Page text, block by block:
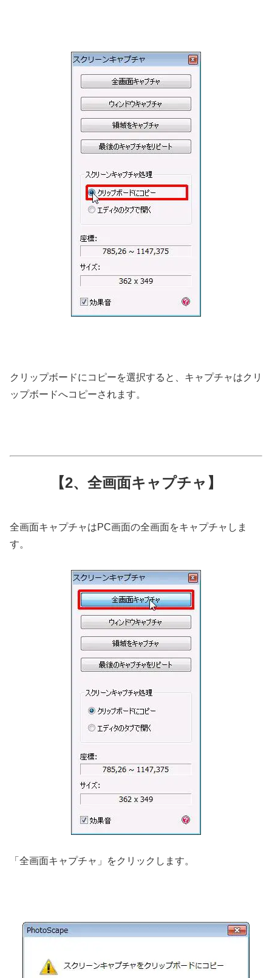
クリップボードにコピーを選択すると、キャプチャはクリ
ップボードへコピーされます。
【2、全画面キャプチャ】
全画面キャプチャはPC画面の全画面をキャプチャしま
す。
「全画面キャプチャ」をクリックします。